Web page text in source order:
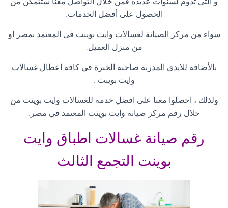
الحصول على أفضل الخدمات.
سواء من مركز الصيانة لغسالات وايت بوينت فى المعتمد بمصر او
من منزل العميل.
بالأضافة للايدي المدربة صاحبة الخبرة في كافة اعطال غسالات
وايت بوينت .
ولذلك ، احصلوا معنا على افضل خدمة للغسالات وايت بوينت من
خلال رقم مركز صيانة وايت بوينت المعتمد في مصر .
رقم صيانة غسالات اطباق وايت
بوينت التجمع الثالث